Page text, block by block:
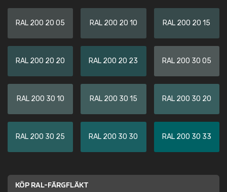
RAL 200 20 05 RAL 200 20 10 RAL 200 20 15
RAL 200 20 20 RAL 200 20 23 RAL 200 30 05
RAL 200 30 10 RAL 200 30 15 RAL 200 30 20
RAL 200 30 25 RAL 200 30 30 RAL 200 30 33
KÖP RAL-FÄRGFLÄKT